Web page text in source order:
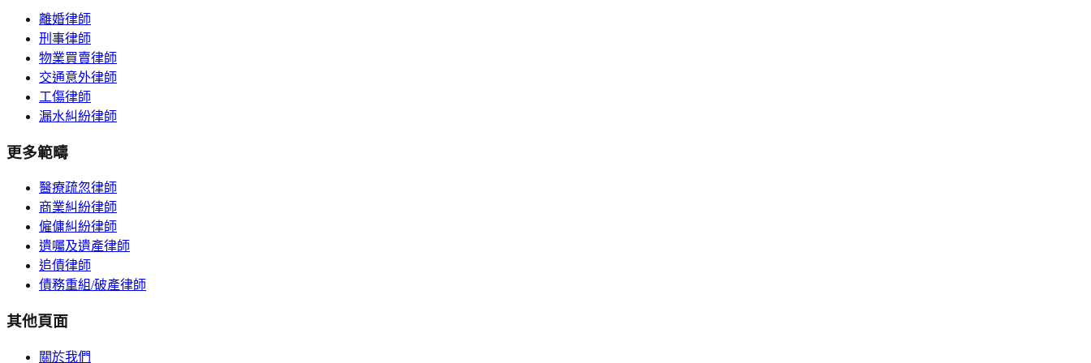
離婚律師
刑事律師
物業買賣律師
交通意外律師
工傷律師
漏水糾紛律師
更多範疇
醫療疏忽律師
商業糾紛律師
僱傭糾紛律師
遺囑及遺產律師
追債律師
債務重組/破產律師
其他頁面
關於我們